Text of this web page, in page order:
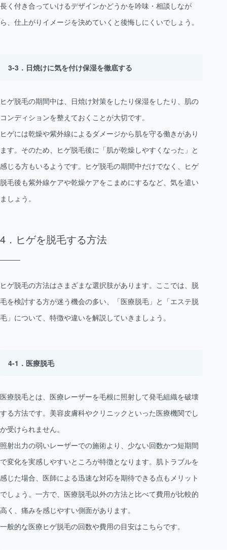
長く付き合っていけるデザインかどうかを吟味・相談しなが
ら、仕上がりイメージを決めていくと後悔しにくいでしょう。
日焼けに気を付け保湿を徹底する
ヒゲ脱毛の期間中は、日焼け対策をしたり保湿をしたり、肌の
コンディションを整えておくことが大切です。
ヒゲには乾燥や紫外線によるダメージから肌を守る働きがあり
ます。そのため、ヒゲ脱毛後に「肌が乾燥しやすくなった」と
感じる方もいるようです。ヒゲ脱毛の期間中だけでなく、ヒゲ
脱毛後も紫外線ケアや乾燥ケアをこまめにするなど、気を遣い
ましょう。
ヒゲを脱毛する方法
ヒゲ脱毛の方法はさまざまな選択肢があります。ここでは、脱
毛を検討する方が迷う機会の多い、「医療脱毛」と「エステ脱
毛」について、特徴や違いを解説していきましょう。
医療脱毛
医療脱毛とは、医療レーザーを毛根に照射して発毛組織を破壊
する方法です。美容皮膚科やクリニックといった医療機関でし
か受けられません。
照射出力の弱いレーザーでの施術より、少ない回数かつ短期間
で変化を実感しやすいところが特徴となります。肌トラブルを
感じた場合、医師による迅速な対応を期待できる点もメリット
でしょう。一方で、医療脱毛以外の方法と比べて費用が比較的
高く、痛みを感じやすい側面があります。
一般的な医療ヒゲ脱毛の回数や費用の目安はこちらです。